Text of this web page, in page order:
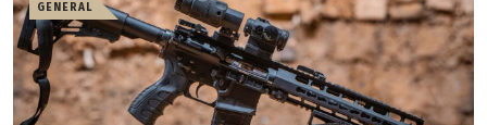
GENERAL